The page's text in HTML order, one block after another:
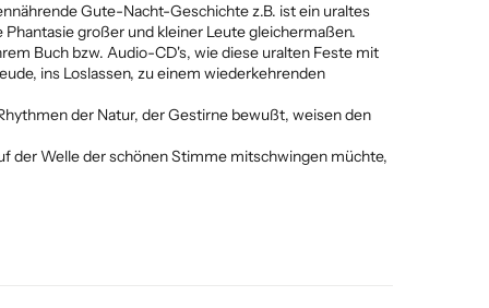
Gute-Nacht-Geschichte z.B. ist ein uraltes
großer und kleiner Leute gleichermaßen.
Buch bzw. Audio-CD's, wie diese uralten Feste mit
ins Loslassen, zu einem wiederkehrenden
der Natur, der Gestirne bewußt, weisen den
der Welle der schönen Stimme mitschwingen müchte,